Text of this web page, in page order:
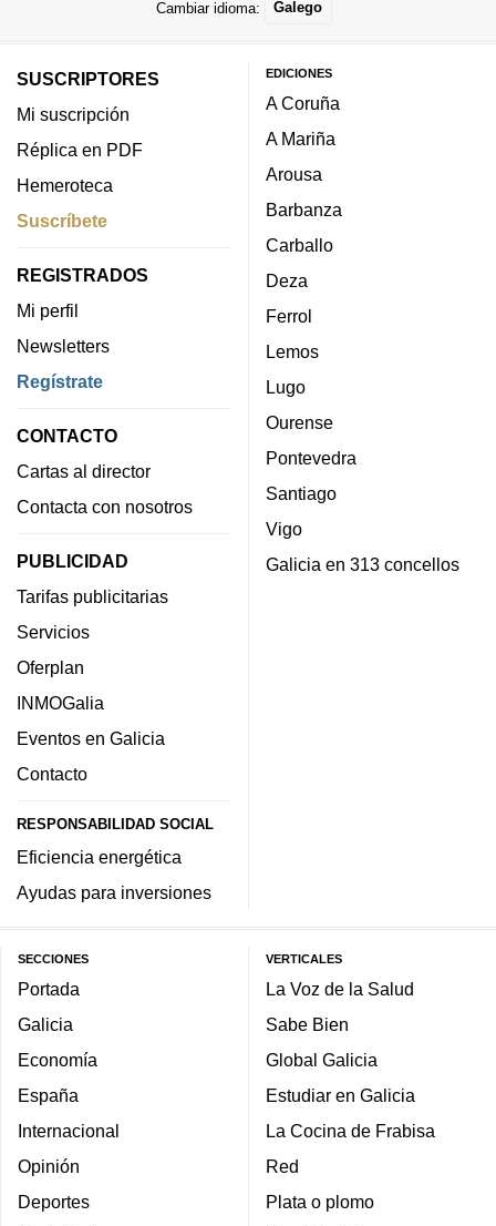
Cambiar idioma: Galego
SUSCRIPTORES
Mi suscripción
Réplica en PDF
Hemeroteca
Suscríbete
REGISTRADOS
Mi perfil
Newsletters
Regístrate
CONTACTO
Cartas al director
Contacta con nosotros
PUBLICIDAD
Tarifas publicitarias
Servicios
Oferplan
INMOGalia
Eventos en Galicia
Contacto
RESPONSABILIDAD SOCIAL
Eficiencia energética
Ayudas para inversiones
EDICIONES
A Coruña
A Mariña
Arousa
Barbanza
Carballo
Deza
Ferrol
Lemos
Lugo
Ourense
Pontevedra
Santiago
Vigo
Galicia en 313 concellos
SECCIONES
Portada
Galicia
Economía
España
Internacional
Opinión
Deportes
VERTICALES
La Voz de la Salud
Sabe Bien
Global Galicia
Estudiar en Galicia
La Cocina de Frabisa
Red
Plata o plomo